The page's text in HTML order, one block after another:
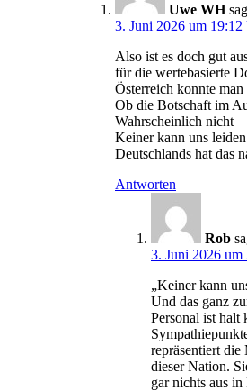
Uwe WH
3. Juni 2026 um 19:12
Also ist es doch gut
für die wertebasierte
Österreich konnte
Ob die Botschaft im
Wahrscheinlich nicht
Keiner kann uns
Deutschlands hat das
Antworten
Rob
3. Juni 2026
„Keiner kann
Und das ganz
Personal ist halt
repräsentiert die
dieser Nation.
gar nichts aus